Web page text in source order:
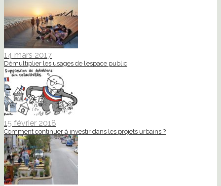
14 mars 2017
Démultiplier les usages de l’espace public
15 février 2018
Comment continuer à investir dans les projets urbains ?